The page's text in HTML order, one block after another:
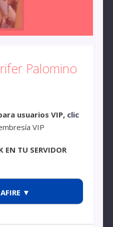
Palomino
usuarios VIP, clic
VIP
EN TU SERVIDOR
▼